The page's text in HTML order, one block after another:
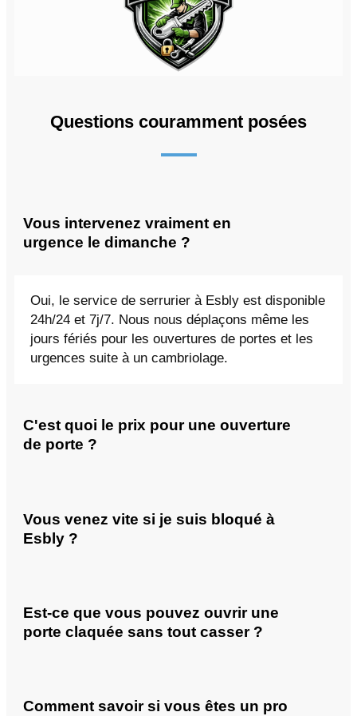
Questions couramment posées
Vous intervenez vraiment en
urgence le dimanche ?
Oui, le service de serrurier à Esbly est disponible
24h/24 et 7j/7. Nous nous déplaçons même les
jours fériés pour les ouvertures de portes et les
urgences suite à un cambriolage.
C'est quoi le prix pour une ouverture
de porte ?
Vous venez vite si je suis bloqué à
Esbly ?
Est-ce que vous pouvez ouvrir une
porte claquée sans tout casser ?
Comment savoir si vous êtes un pro